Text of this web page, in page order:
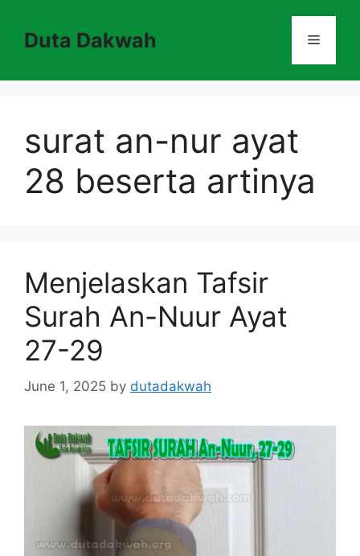
contentDuta Dakwah Menu
surat an-nur ayat
28 beserta artinya
Menjelaskan Tafsir
Surah An-Nuur Ayat
27-29
June 1, 2025 by dutadakwah